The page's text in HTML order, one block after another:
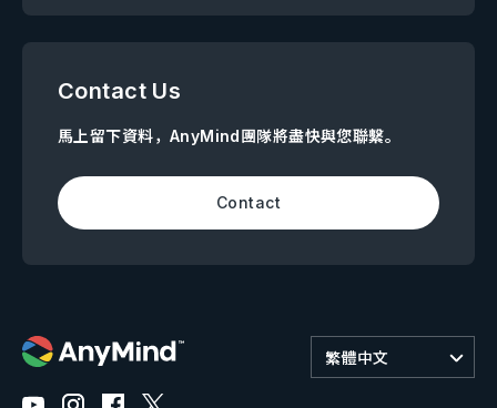
Contact Us
馬上留下資料，AnyMind團隊將盡快與您聯繫。
Contact
繁體中文